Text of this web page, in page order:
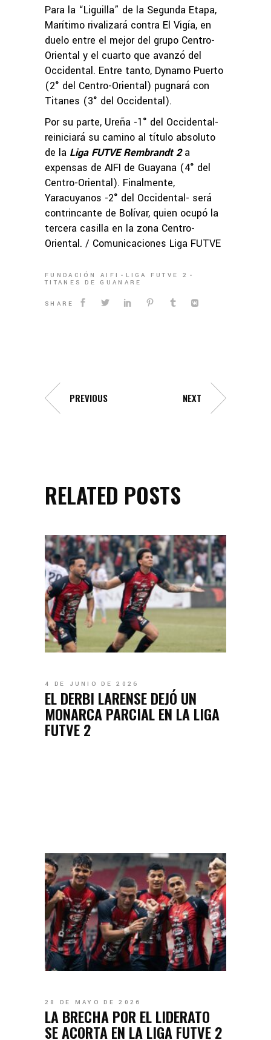
Para la “Liguilla” de la Segunda Etapa,
Marítimo rivalizará contra El Vigía, en
duelo entre el mejor del grupo Centro-
Oriental y el cuarto que avanzó del
Occidental. Entre tanto, Dynamo Puerto
(2° del Centro-Oriental) pugnará con
Titanes (3° del Occidental).
Por su parte, Ureña -1° del Occidental-
reiniciará su camino al título absoluto
de la Liga FUTVE Rembrandt 2a
expensas de AIFI de Guayana (4° del
Centro-Oriental). Finalmente,
Yaracuyanos -2° del Occidental- será
contrincante de Bolívar, quien ocupó la
tercera casilla en la zona Centro-
Oriental. / Comunicaciones Liga FUTVE
FUNDACIÓN AIFI
LIGA FUTVE 2
TITANES DE GUANARE
SHARE
PREVIOUS NEXT
RELATED POSTS
4 DE JUNIO DE 2026
EL DERBI LARENSE DEJÓ UN
MONARCA PARCIAL EN LA LIGA
FUTVE 2
28 DE MAYO DE 2026
LA BRECHA POR EL LIDERATO
SE ACORTA EN LA LIGA FUTVE 2